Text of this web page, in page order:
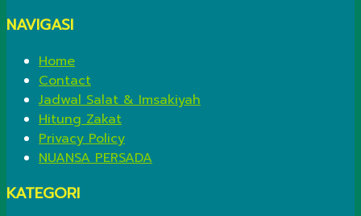
NAVIGASI
Home
Contact
Jadwal Salat & Imsakiyah
Hitung Zakat
Privacy Policy
NUANSA PERSADA
KATEGORI